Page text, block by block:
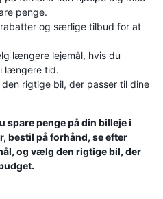
penge.
og særlige tilbud for at
længere lejemål, hvis du
længere tid.
rigtige bil, der passer til dine
spare penge på din billeje i
bestil på forhånd, se efter
og vælg den rigtige bil, der